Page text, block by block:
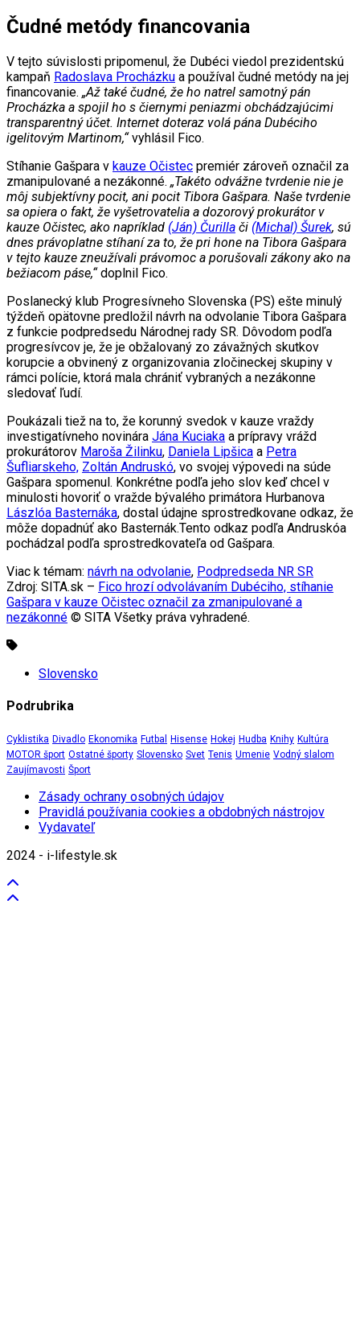
Čudné metódy financovania
V tejto súvislosti pripomenul, že Dubéci viedol prezidentskú
kampaň Radoslava Procházku a používal čudné metódy na jej
financovanie. „Až také čudné, že ho natrel samotný pán
Procházka a spojil ho s čiernymi peniazmi obchádzajúcimi
transparentný účet. Internet doteraz volá pána Dubéciho
igelitovým Martinom,“vyhlásil Fico.
Stíhanie Gašpara v kauze Očistec premiér zároveň označil za
zmanipulované a nezákonné. „Takéto odvážne tvrdenie nie je
môj subjektívny pocit, ani pocit Tibora Gašpara. Naše tvrdenie
sa opiera o fakt, že vyšetrovatelia a dozorový prokurátor v
kauze Očistec, ako napríklad (Ján) Čurilla či (Michal) Šurek, sú
dnes právoplatne stíhaní za to, že pri hone na Tibora Gašpara
v tejto kauze zneužívali právomoc a porušovali zákony ako na
bežiacom páse,“doplnil Fico.
Poslanecký klub Progresívneho Slovenska (PS) ešte minulý
týždeň opätovne predložil návrh na odvolanie Tibora Gašpara
z funkcie podpredsedu Národnej rady SR. Dôvodom podľa
progresívcov je, že je obžalovaný zo závažných skutkov
korupcie a obvinený z organizovania zločineckej skupiny v
rámci polície, ktorá mala chrániť vybraných a nezákonne
sledovať ľudí.
Poukázali tiež na to, že korunný svedok v kauze vraždy
investigatívneho novinára Jána Kuciaka a prípravy vrážd
prokurátorov Maroša Žilinku, Daniela Lipšica a Petra
Šufliarskeho, Zoltán Andruskó, vo svojej výpovedi na súde
Gašpara spomenul. Konkrétne podľa jeho slov keď chcel v
minulosti hovoriť o vražde bývalého primátora Hurbanova
Lászlóa Basternáka, dostal údajne sprostredkovane odkaz, že
môže dopadnúť ako Basternák.Tento odkaz podľa Andruskóa
pochádzal podľa sprostredkovateľa od Gašpara.
Viac k témam: návrh na odvolanie, Podpredseda NR SR
Zdroj: SITA.sk – Fico hrozí odvolávaním Dubéciho, stíhanie
Gašpara v kauze Očistec označil za zmanipulované a
nezákonné © SITA Všetky práva vyhradené.
Slovensko
Podrubrika
Cyklistika Divadlo Ekonomika Futbal Hisense Hokej Hudba Knihy Kultúra
MOTOR šport Ostatné športy Slovensko Svet Tenis Umenie Vodný slalom
Zaujímavosti Šport
Zásady ochrany osobných údajov
Pravidlá používania cookies a obdobných nástrojov
Vydavateľ
2024 - i-lifestyle.sk